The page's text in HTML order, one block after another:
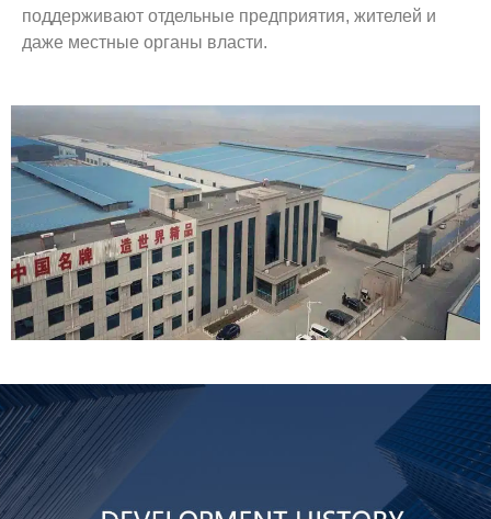
поддерживают отдельные предприятия, жителей и
даже местные органы власти.